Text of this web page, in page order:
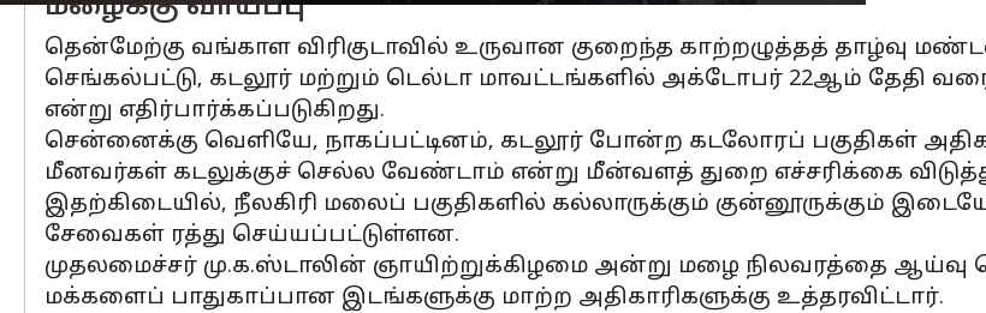
மழைக்கு வாய்ப்பு
தென்மேற்கு வங்காள விரிகுடாவில் உருவான குறைந்த காற்றழுத்தத் தாழ்வு
செங்கல்பட்டு, கடலூர் மற்றும் டெல்டா மாவட்டங்களில் அக்டோபர் 22ஆம் தேதி வரை
என்று எதிர்பார்க்கப்படுகிறது.
சென்னைக்கு வெளியே, நாகப்பட்டினம், கடலூர் போன்ற கடலோரப் பகுதிகள்
மீனவர்கள் கடலுக்குச் செல்ல வேண்டாம் என்று மீன்வளத் துறை எச்சரிக்கை
இதற்கிடையில், நீலகிரி மலைப் பகுதிகளில் கல்லாருக்கும் குன்னூருக்கும்
சேவைகள் ரத்து செய்யப்பட்டுள்ளன.
முதலமைச்சர் மு.க.ஸ்டாலின் ஞாயிற்றுக்கிழமை அன்று மழை நிலவரத்தை ஆய்வு
மக்களைப் பாதுகாப்பான இடங்களுக்கு மாற்ற அதிகாரிகளுக்கு உத்தரவிட்டார்.